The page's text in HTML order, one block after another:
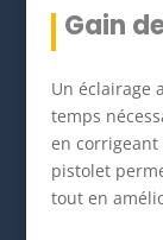
Gain
Un éclairage
temps
en
pistolet
tout en